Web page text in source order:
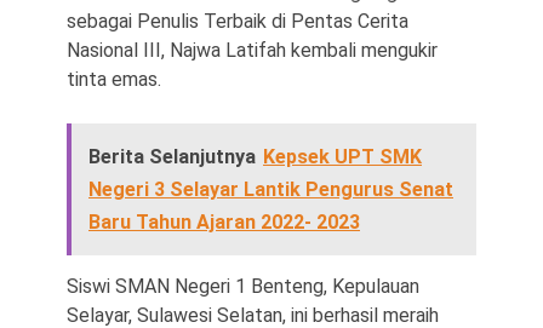
sebagai Penulis Terbaik di Pentas Cerita
Nasional III, Najwa Latifah kembali mengukir
tinta emas.
Berita Selanjutnya Kepsek UPT SMK
Negeri 3 Selayar Lantik Pengurus Senat
Baru Tahun Ajaran 2022- 2023
Siswi SMAN Negeri 1 Benteng, Kepulauan
Selayar, Sulawesi Selatan, ini berhasil meraih